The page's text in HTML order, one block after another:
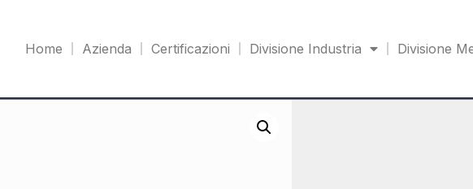
Home Azienda Certificazioni Divisione Industria Divisione